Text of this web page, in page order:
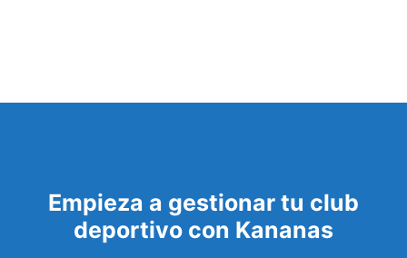
Empieza a gestionar tu club
deportivo con Kananas